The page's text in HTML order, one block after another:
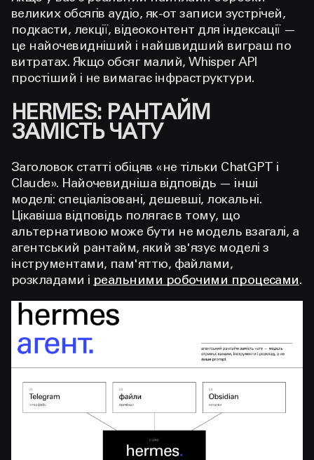
великих обсягів аудіо, як-от записи зустрічей,
подкасти, лекції, відеоконтент для індексації —
це найочевидніший і найшвидший виграш по
витратах. Якщо обсяг малий, Whisper API
простіший і не вимагає інфраструктури.
HERMES: РАНТАЙМ
ЗАМІСТЬ ЧАТУ
Заголовок статті обіцяв «не тільки ChatGPT і
Claude». Найочевидніша відповідь — інші
моделі: спеціалізовані, дешевші, локальні.
Цікавіша відповідь полягає в тому, що
альтернативою може бути не модель взагалі, а
агентський рантайм, який зв'язує моделі з
інструментами, пам'яттю, файлами,
розкладами і реальними робочими процесами.